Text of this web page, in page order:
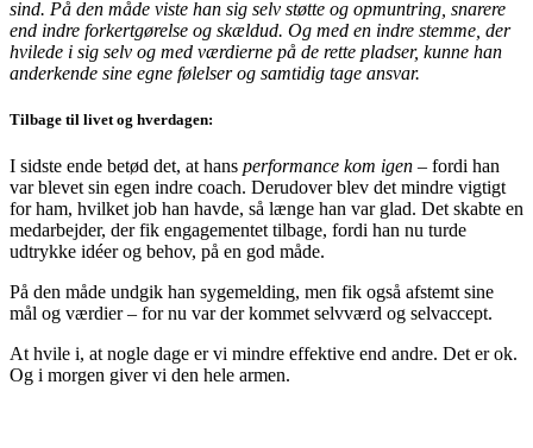
sind. På den måde viste han sig selv støtte og opmuntring, snarere
end indre forkertgørelse og skældud. Og med en indre stemme, der
hvilede i sig selv og med værdierne på de rette pladser, kunne han
anderkende sine egne følelser og samtidig tage ansvar.
Tilbage til livet og hverdagen:
I sidste ende betød det, at hans performance kom igen – fordi han
var blevet sin egen indre coach. Derudover blev det mindre vigtigt
for ham, hvilket job han havde, så længe han var glad. Det skabte en
medarbejder, der fik engagementet tilbage, fordi han nu turde
udtrykke idéer og behov, på en god måde.
På den måde undgik han sygemelding, men fik også afstemt sine
mål og værdier – for nu var der kommet selvværd og selvaccept.
At hvile i, at nogle dage er vi mindre effektive end andre. Det er ok.
Og i morgen giver vi den hele armen.